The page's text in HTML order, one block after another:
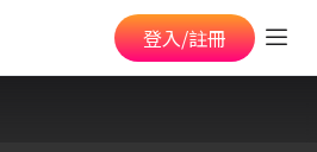
登入/註冊